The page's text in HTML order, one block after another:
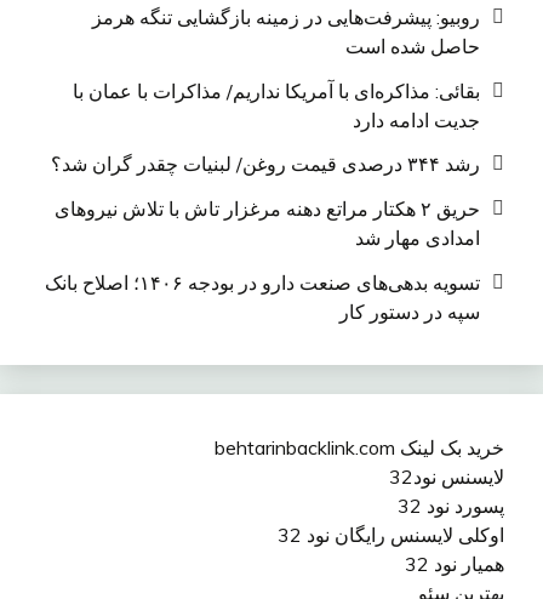
روبیو: پیشرفت‌هایی در زمینه بازگشایی تنگه هرمز
حاصل شده است
بقائی: مذاکره‌ای با آمریکا نداریم/ مذاکرات با عمان با
جدیت ادامه دارد
رشد ۳۴۴ درصدی قیمت روغن/ لبنیات چقدر گران شد؟
حریق ۲ هکتار مراتع دهنه مرغزار تاش با تلاش نیروهای
امدادی مهار شد
تسویه بدهی‌های صنعت دارو در بودجه ۱۴۰۶؛ اصلاح بانک
سپه در دستور کار
خرید بک لینک behtarinbacklink.com
لایسنس نود32
پسورد نود 32
اوکلی لایسنس رایگان نود 32
همیار نود 32
بهترین سئو